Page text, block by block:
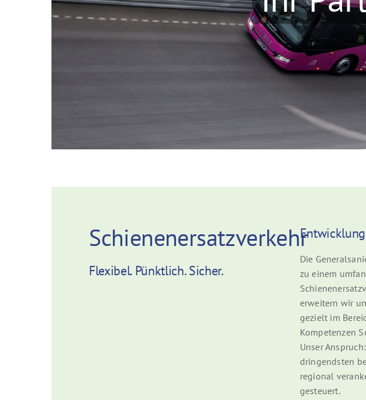
Schienenersatzverkehr
Flexibel. Pünktlich. Sicher.
Die
zu einem
erweitern wir
gezielt im
Kompetenzen
Unser
dringendsten
regional
gesteuert.